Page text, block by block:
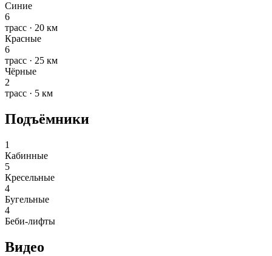
Синие
6
трасс · 20 км
Красные
6
трасс · 25 км
Чёрные
2
трасс · 5 км
Подъёмники
1
Кабинные
5
Кресельные
4
Бугельные
4
Беби-лифты
Видео